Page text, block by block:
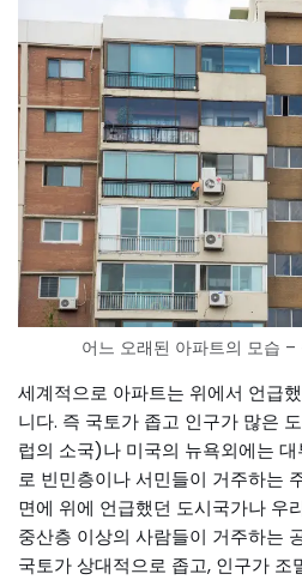
어느 오래된 아파트의 모습 –
세계적으로 아파트는 위에서 언급
니다. 즉 국토가 좁고 인구가 많은
럽의 소국)나 미국의 뉴욕외에는
로 빈민층이나 서민들이 거주하는
면에 위에 언급했던 도시국가나 우
중산층 이상의 사람들이 거주하는
국토가 상대적으로 좁고, 인구가